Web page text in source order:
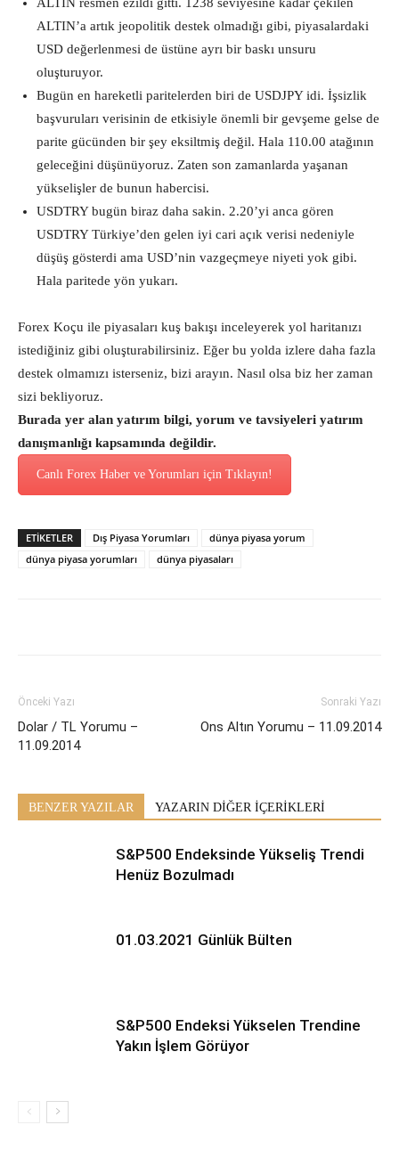
ALTIN’a artık jeopolitik destek olmadığı gibi, piyasalardaki
USD değerlenmesi de üstüne ayrı bir baskı unsuru
oluşturuyor.
Bugün en hareketli paritelerden biri de USDJPY idi. İşsizlik
başvuruları verisinin de etkisiyle önemli bir gevşeme gelse de
parite gücünden bir şey eksiltmiş değil. Hala 110.00 atağının
geleceğini düşünüyoruz. Zaten son zamanlarda yaşanan
yükselişler de bunun habercisi.
USDTRY bugün biraz daha sakin. 2.20’yi anca gören
USDTRY Türkiye’den gelen iyi cari açık verisi nedeniyle
düşüş gösterdi ama USD’nin vazgeçmeye niyeti yok gibi.
Hala paritede yön yukarı.
Forex Koçu ile piyasaları kuş bakışı inceleyerek yol haritanızı
istediğiniz gibi oluşturabilirsiniz. Eğer bu yolda izlere daha fazla
destek olmamızı isterseniz, bizi arayın. Nasıl olsa biz her zaman
sizi bekliyoruz.
Burada yer alan yatırım bilgi, yorum ve tavsiyeleri yatırım
danışmanlığı kapsamında değildir.
Canlı Forex Haber ve Yorumları için Tıklayın!
ETİKETLER Dış Piyasa Yorumları
dünya piyasa yorum
dünya piyasa yorumları
dünya piyasaları
Önceki Yazı
Dolar / TL Yorumu –
11.09.2014
Sonraki Yazı
Ons Altın Yorumu – 11.09.2014
BENZER YAZILAR YAZARIN DİĞER İÇERİKLERİ
S&P500 Endeksinde Yükseliş Trendi
Henüz Bozulmadı
01.03.2021 Günlük Bülten
S&P500 Endeksi Yükselen Trendine
Yakın İşlem Görüyor